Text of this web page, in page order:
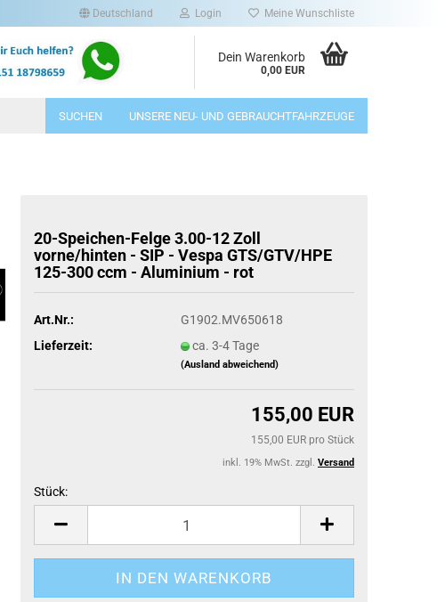
Deutschland Login Meine Wunschliste
Dein Warenkorb
0,00 EUR
SUCHEN UNSERE NEU- UND GEBRAUCHTFAHRZEUGE
20-Speichen-Felge 3.00-12 Zoll
vorne/hinten - SIP - Vespa GTS/GTV/HPE
125-300 ccm - Aluminium - rot
Art.Nr.:
G1902.MV650618
Lieferzeit:
ca. 3-4 Tage
(Ausland abweichend)
155,00 EUR
155,00 EUR pro Stück
inkl. 19% MwSt. zzgl. Versand
Stück:
Stück